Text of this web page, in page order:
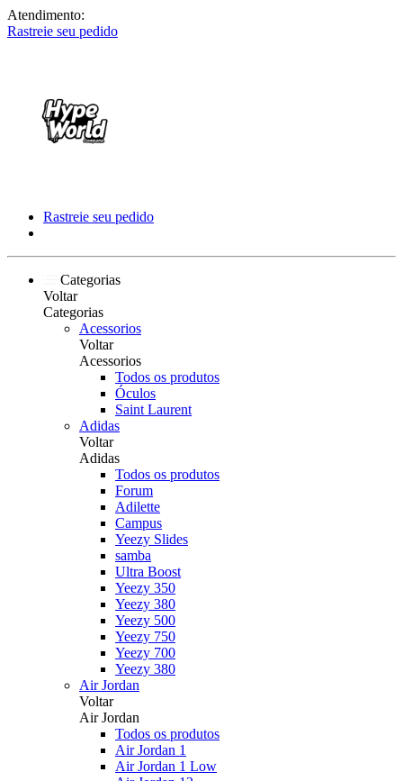
Atendimento:
Rastreie seu pedido
Rastreie seu pedido
Categorias
Voltar
Categorias
Acessorios
Voltar
Acessorios
Todos os produtos
Óculos
Saint Laurent
Adidas
Voltar
Adidas
Todos os produtos
Forum
Adilette
Campus
Yeezy Slides
samba
Ultra Boost
Yeezy 350
Yeezy 380
Yeezy 500
Yeezy 750
Yeezy 700
Yeezy 380
Air Jordan
Voltar
Air Jordan
Todos os produtos
Air Jordan 1
Air Jordan 1 Low